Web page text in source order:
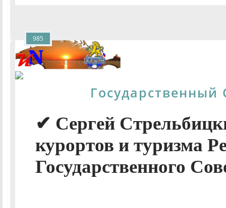
✔ Сергей
курортов и туризма
Государственного
985